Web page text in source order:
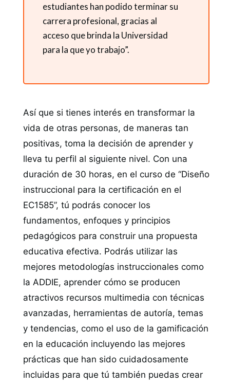
estudiantes han podido terminar su
carrera profesional, gracias al
acceso que brinda la Universidad
para la que yo trabajo”.
Así que si tienes interés en transformar la
vida de otras personas, de maneras tan
positivas, toma la decisión de aprender y
lleva tu perfil al siguiente nivel. Con una
duración de 30 horas, en el curso de “Diseño
instruccional para la certificación en el
EC1585”, tú podrás conocer los
fundamentos, enfoques y principios
pedagógicos para construir una propuesta
educativa efectiva. Podrás utilizar las
mejores metodologías instruccionales como
la ADDIE, aprender cómo se producen
atractivos recursos multimedia con técnicas
avanzadas, herramientas de autoría, temas
y tendencias, como el uso de la gamificación
en la educación incluyendo las mejores
prácticas que han sido cuidadosamente
incluidas para que tú también puedas crear